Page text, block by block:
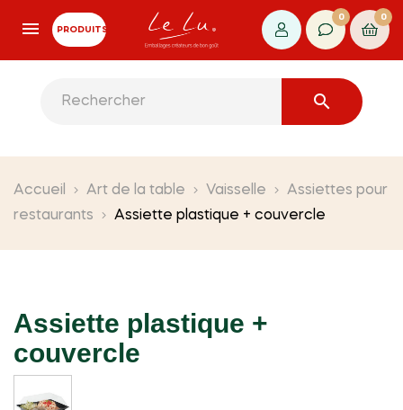
PRODUITS
0 0

Accueil Art de la table Vaisselle
Assiettes pour
restaurants
Assiette plastique + couvercle
Assiette plastique +
couvercle